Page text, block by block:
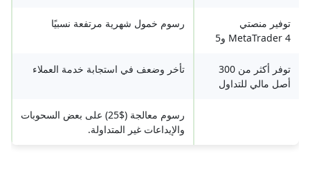
توفير منصتي
MetaTrader 4 و5
رسوم خمول شهرية مرتفعة نسبيًا
توفر أكثر من 300
أصل مالي للتداول
تأخر وضعف في استجابة خدمة العملاء
رسوم معالجة ($25) على بعض السحوبات
والإيداعات غير المتداولة.